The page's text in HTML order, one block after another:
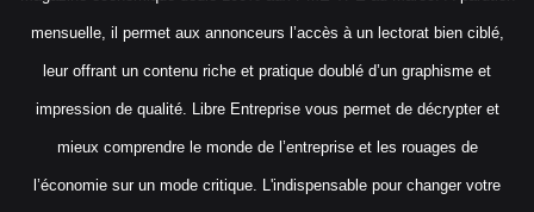
mensuelle, il permet aux annonceurs l’accès à un lectorat bien ciblé,
leur offrant un contenu riche et pratique doublé d’un graphisme et
impression de qualité. Libre Entreprise vous permet de décrypter et
mieux comprendre le monde de l’entreprise et les rouages de
l’économie sur un mode critique. L'indispensable pour changer votre